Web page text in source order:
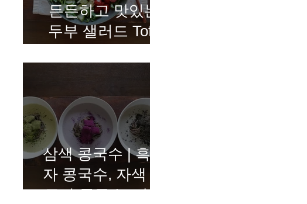
든든하고 맛있는
두부 샐러드 Tofu
삼색 콩국수 | 흑임
자 콩국수, 자색 고
구마 콩국수, 말차